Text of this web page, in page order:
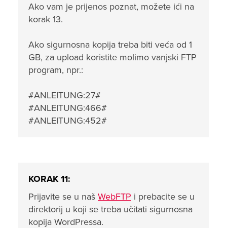
Ako vam je prijenos poznat, možete ići na
korak 13.
Ako sigurnosna kopija treba biti veća od 1
GB, za upload koristite molimo vanjski FTP
program, npr.:
#ANLEITUNG:27#
#ANLEITUNG:466#
#ANLEITUNG:452#
KORAK 11:
Prijavite se u naš WebFTP i prebacite se u
direktorij u koji se treba učitati sigurnosna
kopija WordPressa.